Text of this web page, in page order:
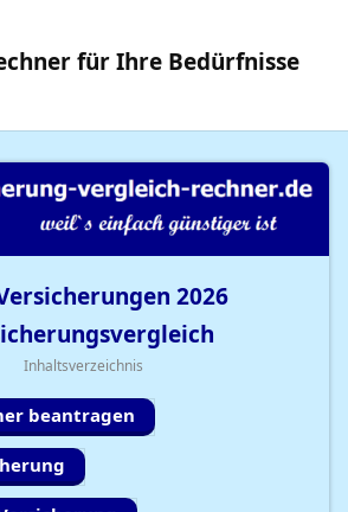
für Ihre Bedürfnisse
2026
Inhaltsverzeichnis
beantragen